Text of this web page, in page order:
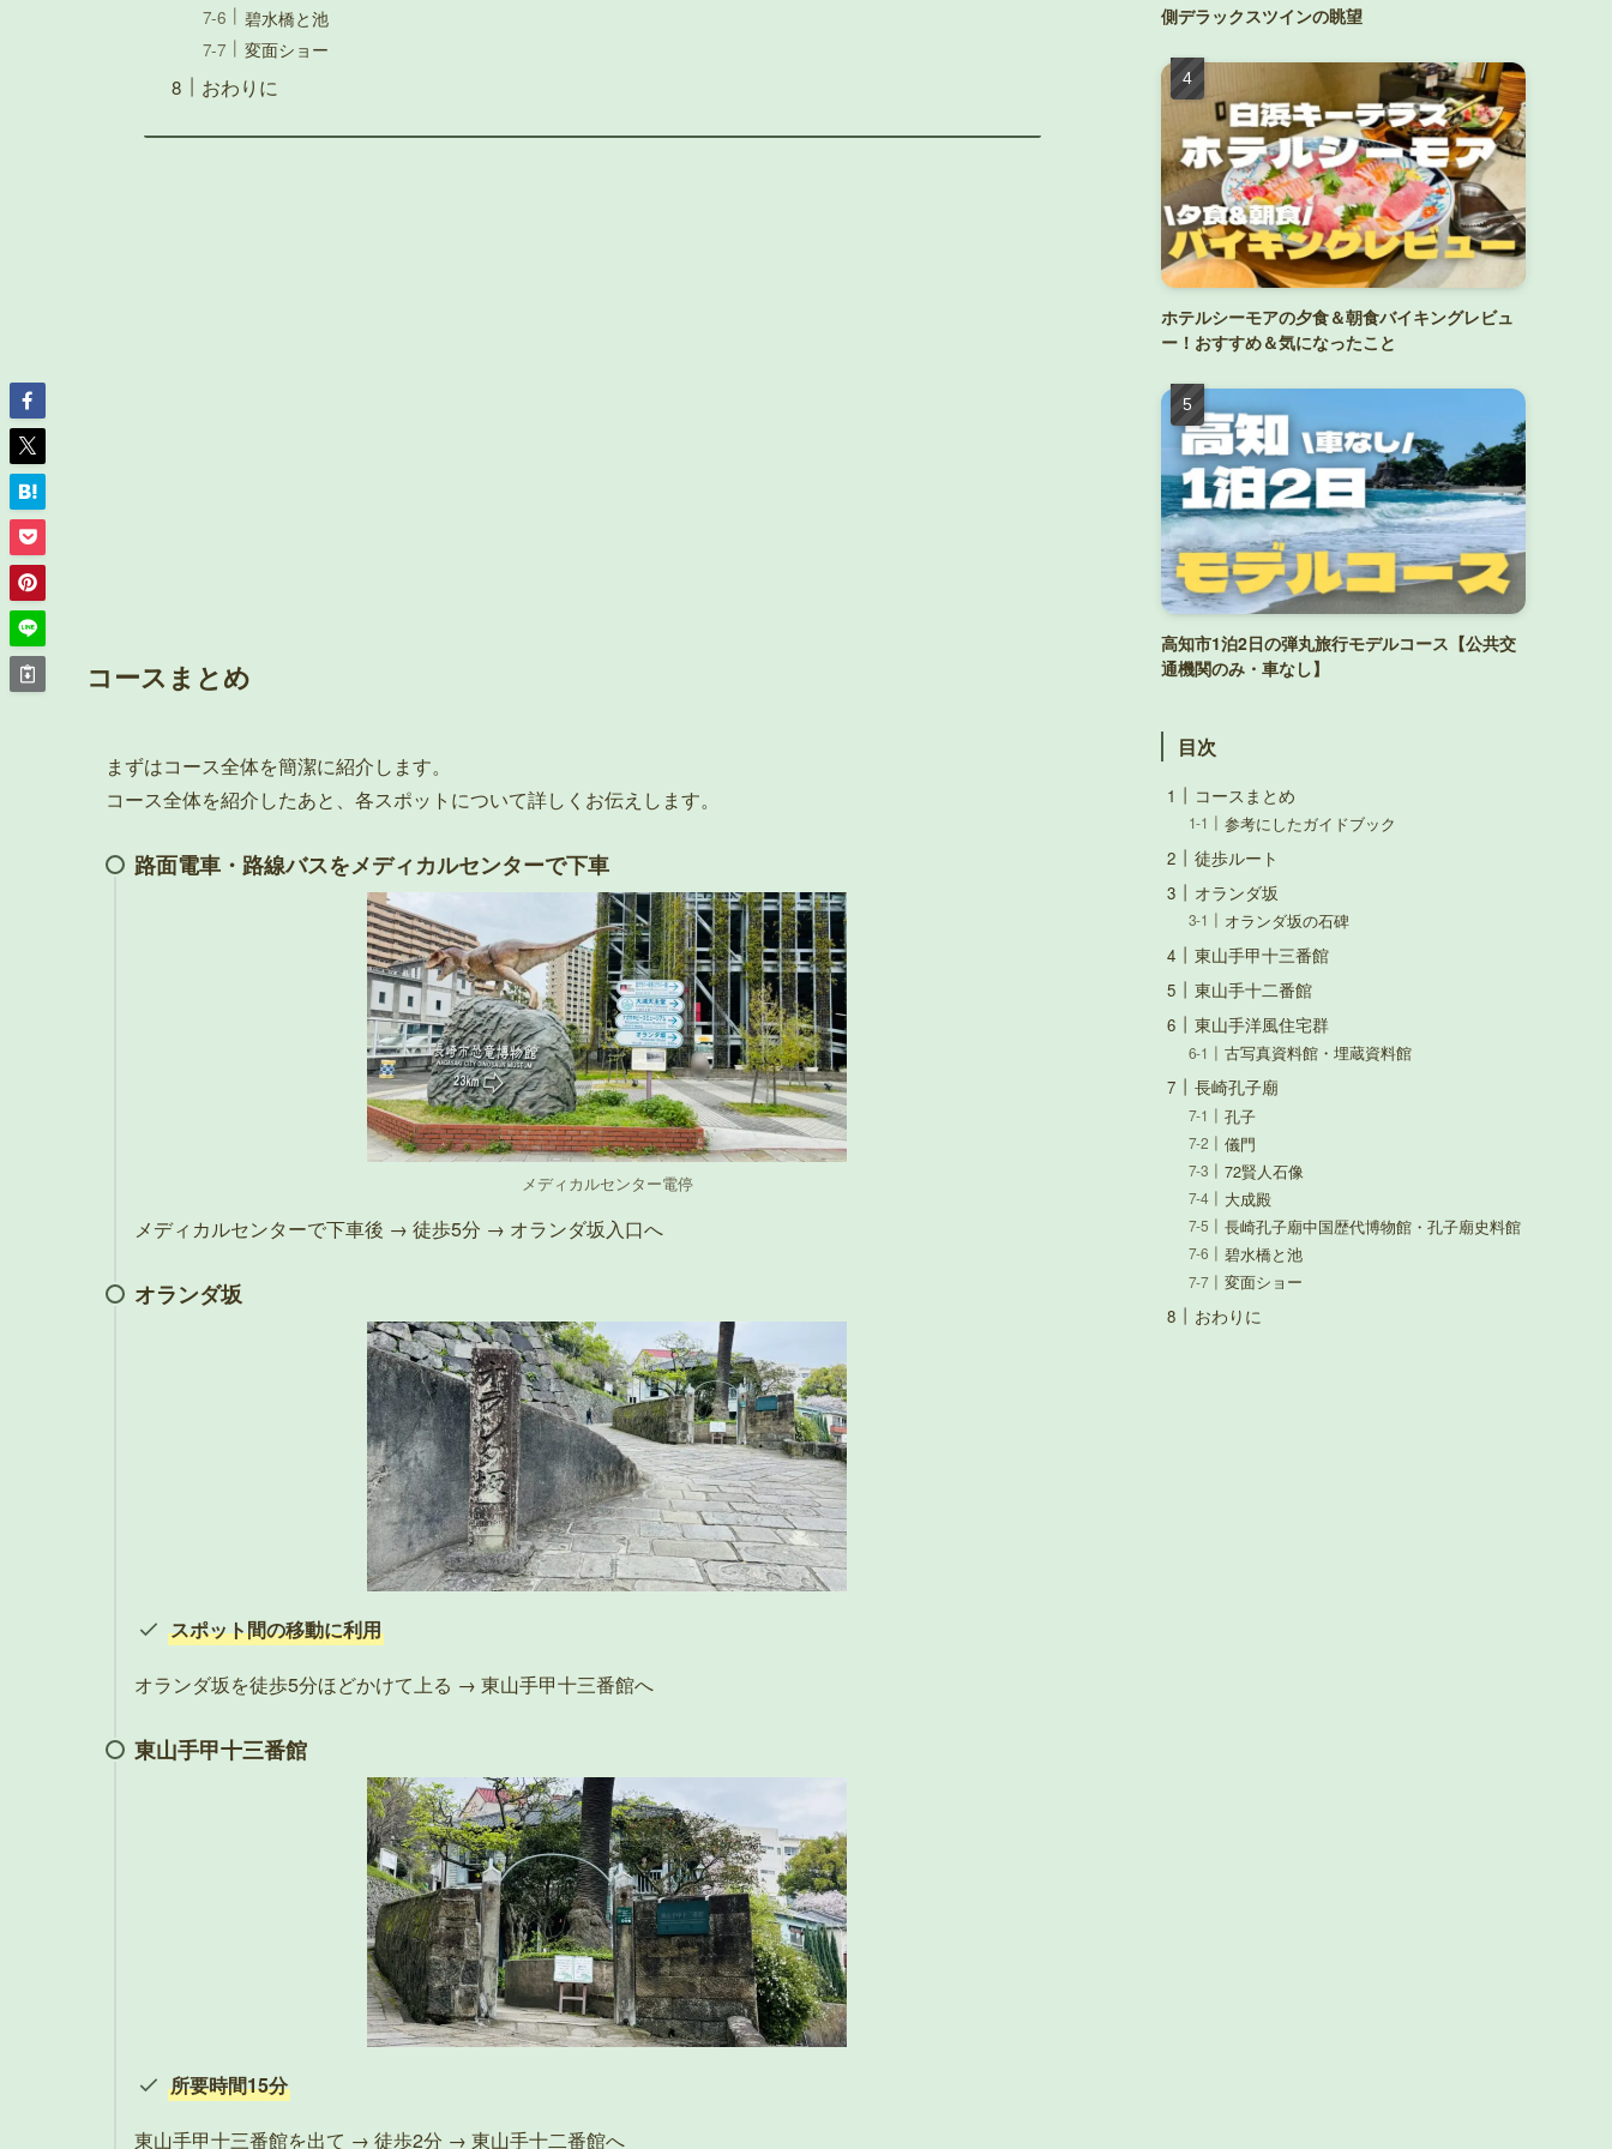
碧水橋と池
変面ショー
おわりに
コースまとめ
まずはコース全体を簡潔に紹介します。
コース全体を紹介したあと、各スポットについて詳しくお伝えします。
路面電車・路線バスをメディカルセンターで下車
メディカルセンター電停
メディカルセンターで下車後 → 徒歩5分 → オランダ坂入口へ
オランダ坂
スポット間の移動に利用
オランダ坂を徒歩5分ほどかけて上る → 東山手甲十三番館へ
東山手甲十三番館
所要時間15分
東山手甲十三番館を出て → 徒歩2分 → 東山手十二番館へ
側デラックスツインの眺望
ホテルシーモアの夕食＆朝食バイキングレビュ
ー！おすすめ＆気になったこと
高知市1泊2日の弾丸旅行モデルコース【公共交
通機関のみ・車なし】
目次
コースまとめ
参考にしたガイドブック
徒歩ルート
オランダ坂
オランダ坂の石碑
東山手甲十三番館
東山手十二番館
東山手洋風住宅群
古写真資料館・埋蔵資料館
長崎孔子廟
孔子
儀門
72賢人石像
大成殿
長崎孔子廟中国歴代博物館・孔子廟史料館
碧水橋と池
変面ショー
おわりに